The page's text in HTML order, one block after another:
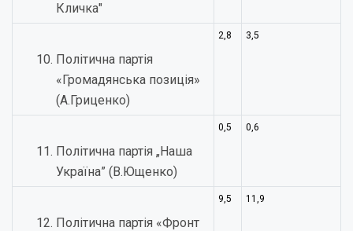
Кличка"
Політична партія
«Громадянська позиція»
(А.Гриценко)
2,8 3,5
Політична партія „Наша
Україна” (В.Ющенко)
0,5 0,6
Політична партія «Фронт
9,5 11,9